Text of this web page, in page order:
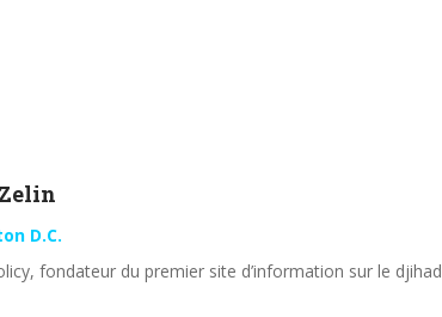
Zelin
D.C.
fondateur du premier site d’information sur le djihad